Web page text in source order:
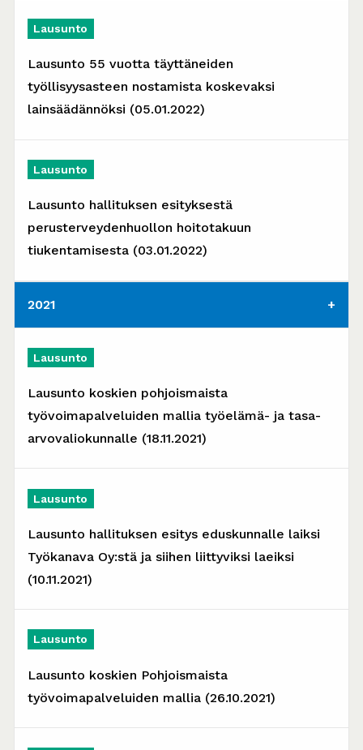
Lausunto
Lausunto 55 vuotta täyttäneiden
työllisyysasteen nostamista koskevaksi
lainsäädännöksi (05.01.2022)
Lausunto
Lausunto hallituksen esityksestä
perusterveydenhuollon hoitotakuun
tiukentamisesta (03.01.2022)
2021
Lausunto
Lausunto koskien pohjoismaista
työvoimapalveluiden mallia työelämä- ja tasa-
arvovaliokunnalle (18.11.2021)
Lausunto
Lausunto hallituksen esitys eduskunnalle laiksi
Työkanava Oy:stä ja siihen liittyviksi laeiksi
(10.11.2021)
Lausunto
Lausunto koskien Pohjoismaista
työvoimapalveluiden mallia (26.10.2021)